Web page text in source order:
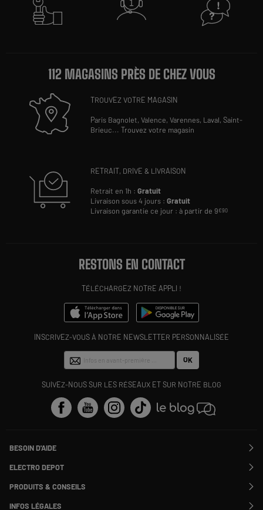
112 MAGASINS PRÈS DE CHEZ VOUS
TROUVEZ VOTRE MAGASIN
Paris Bagnolet,Valence,Varennes, Laval,Saint-
Brieuc...Trouvez votre magasin
RETRAIT, DRIVE & LIVRAISON
Retrait en 1h :Gratuit
Livraison sous 4 jours :Gratuit
Livraison garantie ce jour : à partir de 9€90
RESTONS EN CONTACT
TÉLÉCHARGEZ NOTRE APPLI !
INSCRIVEZ-VOUS À NOTRE NEWSLETTER PERSONNALISÉE
OK
SUIVEZ-NOUS SUR LES RÉSEAUX ET SUR NOTRE BLOG
BESOIN D'AIDE
Suivre ma commande
Modifier ou annuler ma commande
SAV
Payer en plusieurs fois
ELECTRO DEPOT
Rejoignez-nous !
PRODUITS & CONSEILS
Nos marques
INFOS LÉGALES